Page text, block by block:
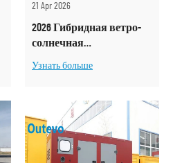
21 Apr 2026
2026 Гибридная ветро-
солнечная
глобальные
решения | Outevo
Узнать больше